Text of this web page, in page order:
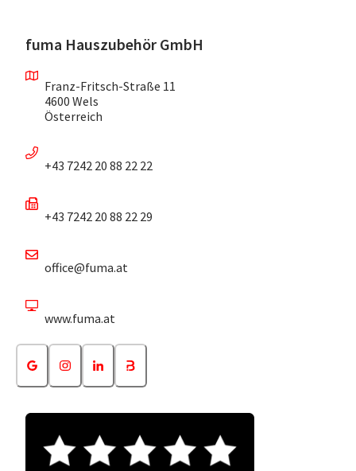
fuma Hauszubehör GmbH
Franz-Fritsch-Straße 11
4600 Wels
Österreich
+43 7242 20 88 22 22
+43 7242 20 88 22 29
office@fuma.at
www.fuma.at